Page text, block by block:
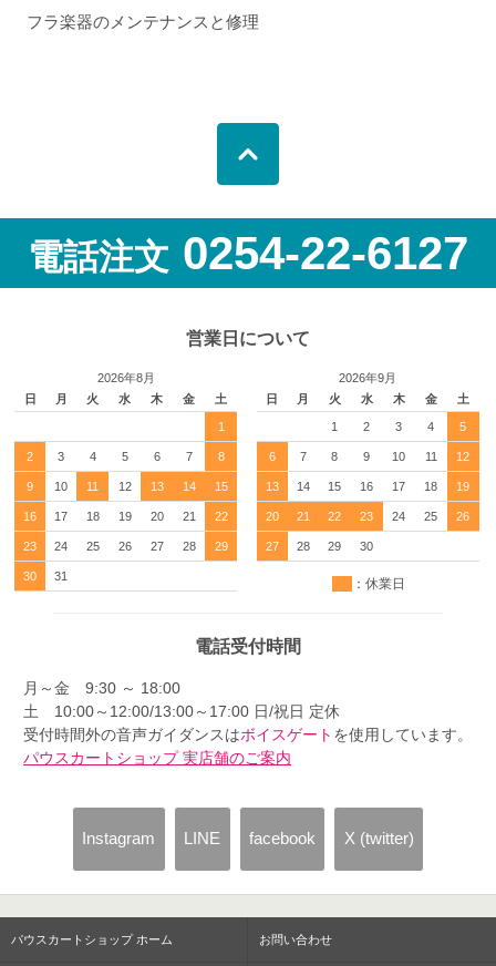
フラ楽器のメンテナンスと修理
電話注文 0254-22-6127
営業日について
2026年8月
日
月 火 水 木 金 土
1
2 3 4 5 6 7 8
9 10 11 12 13 14 15
16 17 18 19 20 21 22
23 24 25 26 27 28 29
30 31
2026年9月
日
月 火 水 木 金 土
1 2 3 4 5
6 7 8 9 10 11 12
13 14 15 16 17 18 19
20 21 22 23 24 25 26
27 28 29 30
：休業日
電話受付時間
月～金 9:30 ～ 18:00
土 10:00～12:00/13:00～17:00 日/祝日 定休
受付時間外の音声ガイダンスはボイスゲート を使用しています。
パウスカートショップ 実店舗のご案内
Instagram LINE facebook X (twitter)
パウスカートショップ ホーム お問い合わせ